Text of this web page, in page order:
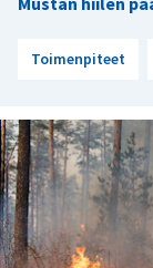
Toimenpiteet